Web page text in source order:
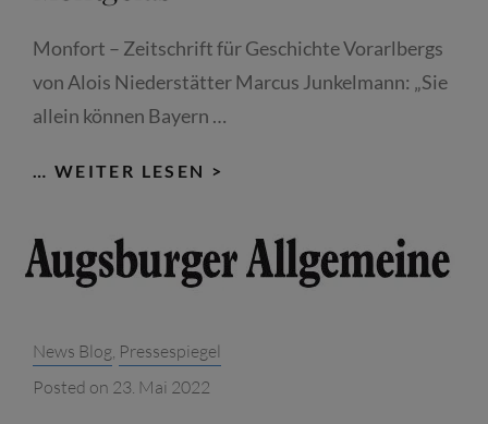
Monfort – Zeitschrift für Geschichte Vorarlbergs
von Alois Niederstätter Marcus Junkelmann: „Sie
allein können Bayern …
… WEITER LESEN >
„SIE
Categories:
News Blog, Pressespiegel
Posted on 23. Mai 2022